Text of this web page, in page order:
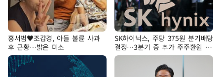
홍서범♥조갑경, 아들 불륜 사과
후 근황…밝은 미소
SK하이닉스, 주당 375원 분기배당
결정…3분기 중 추가 주주환원 발
표